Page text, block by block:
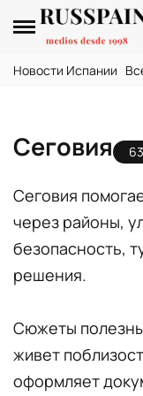
Новости Испании
Сеговия
Сеговия
через районы,
безопасность,
решения.
Сюжеты полезны
живет
оформляет